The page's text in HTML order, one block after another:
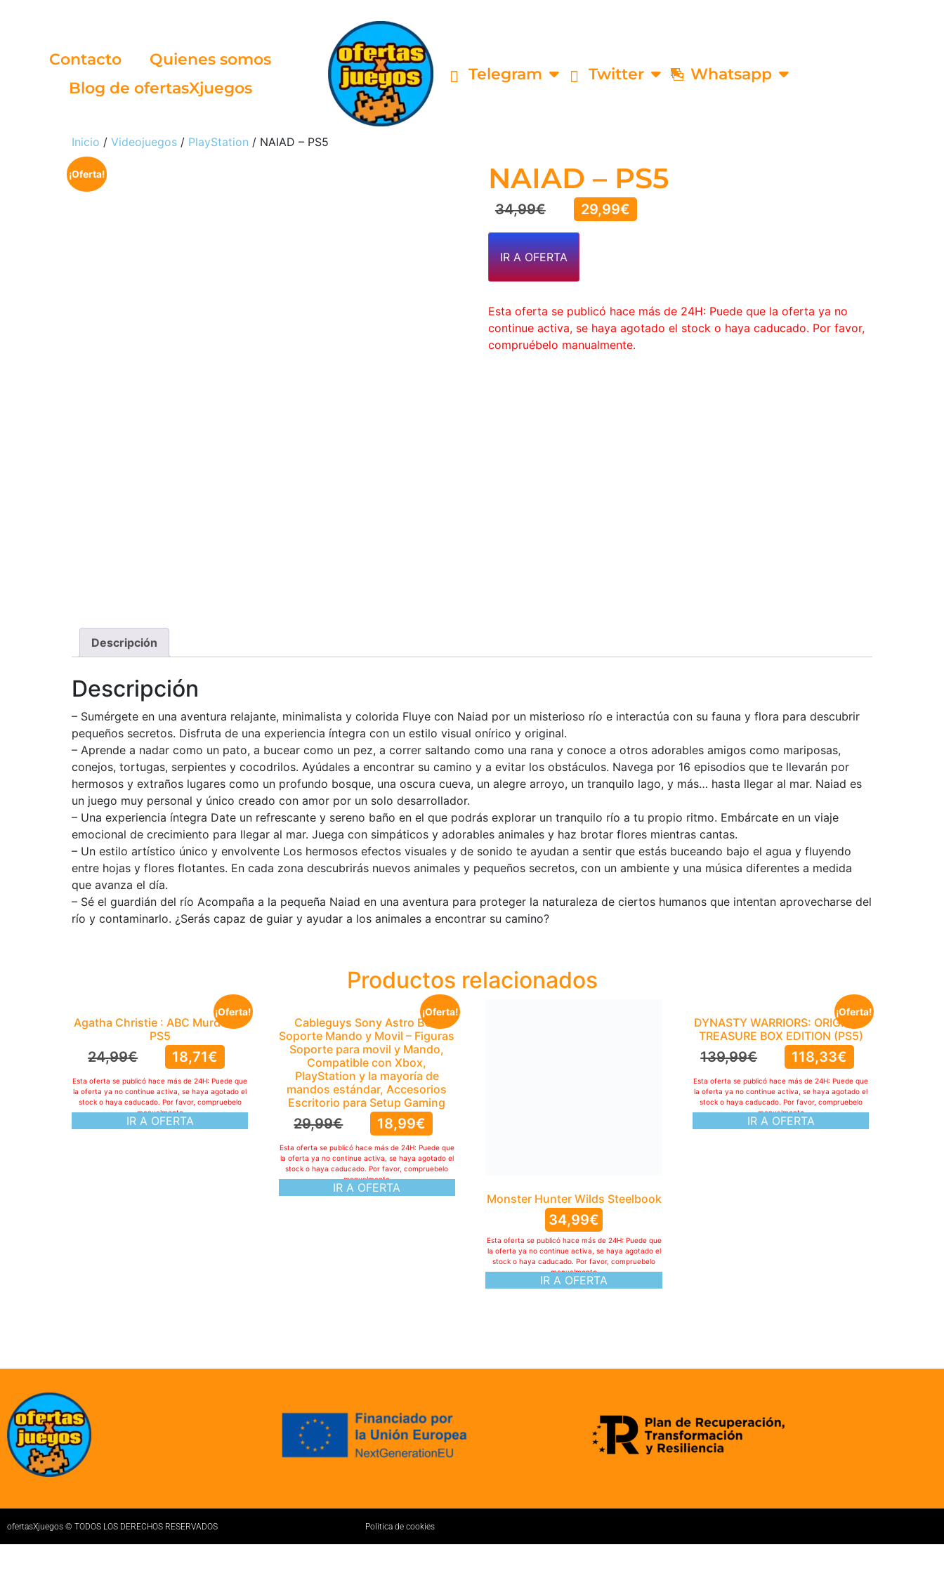
Contacto
Quienes somos
Blog de ofertasXjuegos
Telegram Twitter Whatsapp
Inicio / Videojuegos / PlayStation / NAIAD – PS5
¡Oferta! NAIAD – PS5
34,99€ 29,99€
IR A OFERTA
Esta oferta se publicó hace más de 24H: Puede que la oferta ya no
continue activa, se haya agotado el stock o haya caducado. Por favor,
compruébelo manualmente.
Descripción
Descripción
– Sumérgete en una aventura relajante, minimalista y colorida Fluye con Naiad por un misterioso río e interactúa con su fauna y flora para descubrir
pequeños secretos. Disfruta de una experiencia íntegra con un estilo visual onírico y original.
– Aprende a nadar como un pato, a bucear como un pez, a correr saltando como una rana y conoce a otros adorables amigos como mariposas,
conejos, tortugas, serpientes y cocodrilos. Ayúdales a encontrar su camino y a evitar los obstáculos. Navega por 16 episodios que te llevarán por
hermosos y extraños lugares como un profundo bosque, una oscura cueva, un alegre arroyo, un tranquilo lago, y más… hasta llegar al mar. Naiad es
un juego muy personal y único creado con amor por un solo desarrollador.
– Una experiencia íntegra Date un refrescante y sereno baño en el que podrás explorar un tranquilo río a tu propio ritmo. Embárcate en un viaje
emocional de crecimiento para llegar al mar. Juega con simpáticos y adorables animales y haz brotar flores mientras cantas.
– Un estilo artístico único y envolvente Los hermosos efectos visuales y de sonido te ayudan a sentir que estás buceando bajo el agua y fluyendo
entre hojas y flores flotantes. En cada zona descubrirás nuevos animales y pequeños secretos, con un ambiente y una música diferentes a medida
que avanza el día.
– Sé el guardián del río Acompaña a la pequeña Naiad en una aventura para proteger la naturaleza de ciertos humanos que intentan aprovecharse del
río y contaminarlo. ¿Serás capaz de guiar y ayudar a los animales a encontrar su camino?
Productos relacionados
¡Oferta!
Agatha Christie : ABC Murders –
PS5
24,99€ 18,71€
IR A OFERTA
Esta oferta se publicó hace más de 24H: Puede que
la oferta ya no continue activa, se haya agotado el
stock o haya caducado. Por favor, compruebelo
manualmente
¡Oferta!
Cableguys Sony Astro BOT
Soporte Mando y Movil – Figuras
Soporte para movil y Mando,
Compatible con Xbox,
PlayStation y la mayoría de
mandos estándar, Accesorios
Escritorio para Setup Gaming
29,99€ 18,99€
IR A OFERTA
Esta oferta se publicó hace más de 24H: Puede que
la oferta ya no continue activa, se haya agotado el
stock o haya caducado. Por favor, compruebelo
manualmente
Monster Hunter Wilds Steelbook
34,99€
IR A OFERTA
Esta oferta se publicó hace más de 24H: Puede que
la oferta ya no continue activa, se haya agotado el
stock o haya caducado. Por favor, compruebelo
manualmente
¡Oferta!
DYNASTY WARRIORS: ORIGINS –
TREASURE BOX EDITION (PS5)
139,99€ 118,33€
IR A OFERTA
Esta oferta se publicó hace más de 24H: Puede que
la oferta ya no continue activa, se haya agotado el
stock o haya caducado. Por favor, compruebelo
manualmente
ofertasXjuegos © TODOS LOS DERECHOS RESERVADOS Politica de cookies